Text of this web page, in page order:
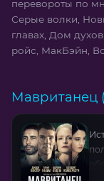
перевороты по
Серые волки,
главах, Дом
ройс, МакБэйн,
Мавританец